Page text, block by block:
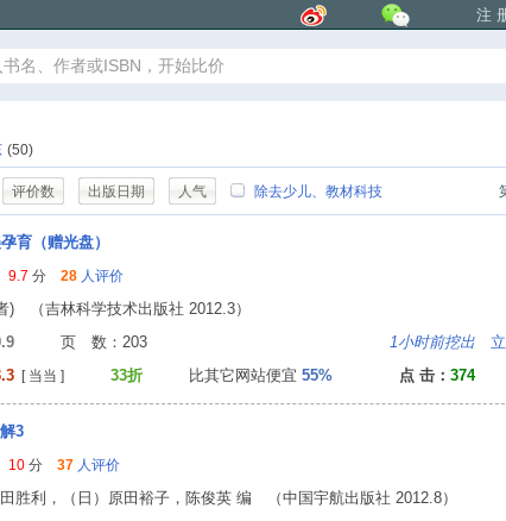
注
(50)
评价数 出版日期 人气 除去少儿、教材科技
育（赠光盘）
9.7 分 28 人评价
) （吉林科学技术出版社 2012.3）
页 数：203 1小时前挖出 立
[ 当当 ] 33折 比其它网站便宜 55% 点 击： 374
3
10 分 37 人评价
胜利，（日）原田裕子，陈俊英 编 （中国宇航出版社 2012.8）